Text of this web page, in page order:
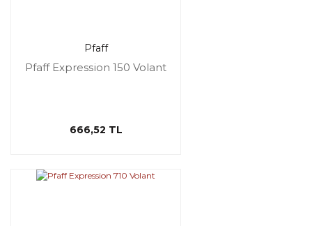
Pfaff
Pfaff Expression 150 Volant
666,52 TL